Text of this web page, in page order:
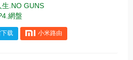
.NO GUNS
網盤
载 小米路由